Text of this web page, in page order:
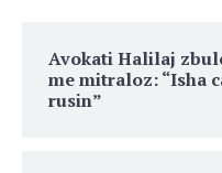
Avokati Halilaj
me mitraloz: “Isha
rusin”